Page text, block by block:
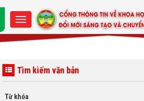
Tìm kiếm văn bản
Từ khóa